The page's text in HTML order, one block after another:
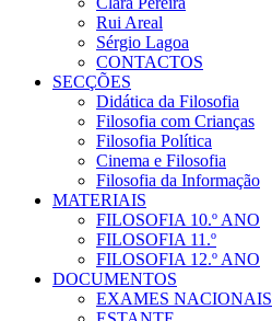
Rui Areal
Sérgio Lagoa
CONTACTOS
SECÇÕES
Didática da Filosofia
Filosofia com Crianças
Filosofia Política
Cinema e Filosofia
Filosofia da Informação
MATERIAIS
FILOSOFIA 10.º ANO
FILOSOFIA 11.º
FILOSOFIA 12.º ANO
DOCUMENTOS
EXAMES NACIONAIS